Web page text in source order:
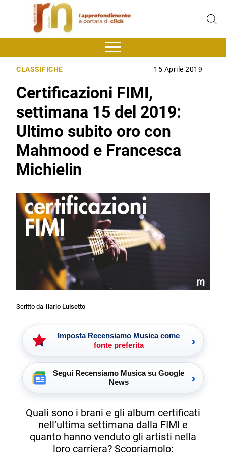
CLASSIFICHE 15 Aprile 2019
Certificazioni FIMI,
settimana 15 del 2019:
Ultimo subito oro con
Mahmood e Francesca
Michielin
Scritto da Ilario Luisetto
Imposta Recensiamo Musica come
fonte preferita
›
Segui Recensiamo Musica su Google
News
›
Quali sono i brani e gli album certificati
nell’ultima settimana dalla FIMI e
quanto hanno venduto gli artisti nella
loro carriera? Scopriamolo: